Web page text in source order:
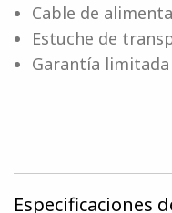
Cable de
Estuche de
Garantía limitada
Especificaciones